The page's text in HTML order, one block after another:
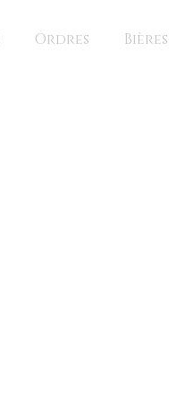
Ordres Bières